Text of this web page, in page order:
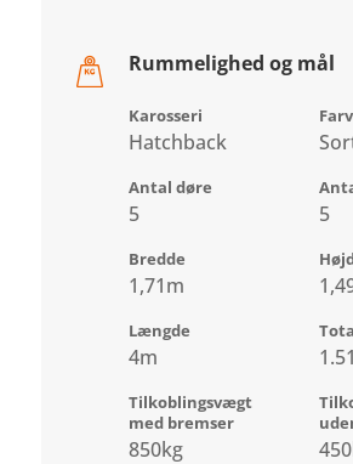
Rummelighed og mål
Karosseri
Hatchback
Antal døre
5 5
Bredde
1,71m
Længde
4m
Tilkoblingsvægt
med bremser
850kg